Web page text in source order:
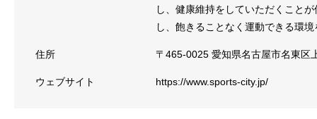
し、健康維持をしていただくこと
し、飽きることなく運動できる環
住所 〒465-0025 愛知県名古屋市名東区
ウェブサイト https://www.sports-city.jp/